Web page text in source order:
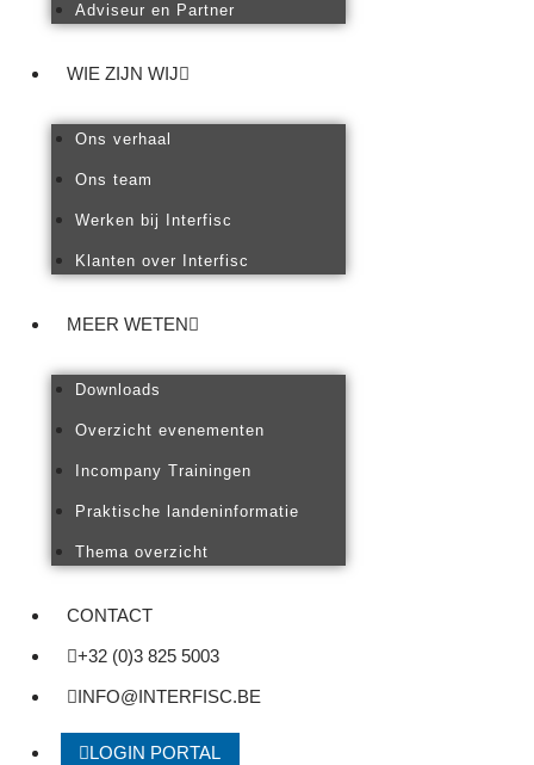
Adviseur en Partner
WIE ZIJN WIJ
Ons verhaal
Ons team
Werken bij Interfisc
Klanten over Interfisc
MEER WETEN
Downloads
Overzicht evenementen
Incompany Trainingen
Praktische landeninformatie
Thema overzicht
CONTACT
+32 (0)3 825 5003
INFO@INTERFISC.BE
LOGIN PORTAL